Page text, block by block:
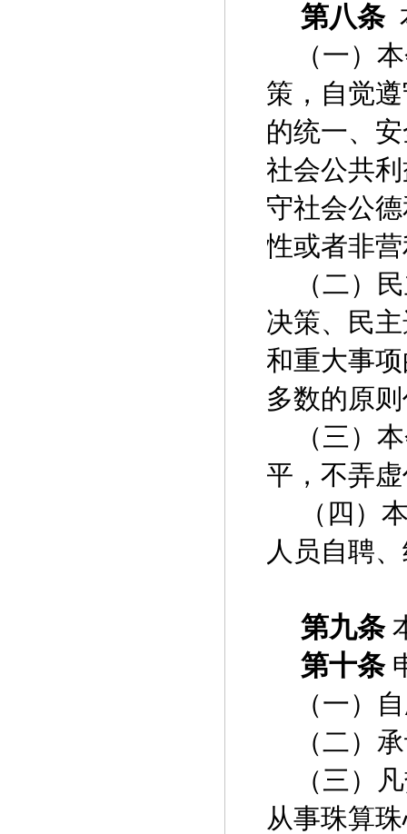
第八条
（一）
策，自觉
的统一、
社会公共
守社会公
性或者非
（二）
决策、民
和重大事
多数的原
（三）
平，不弄
（四）
人员自聘
第九条
第十条
（一）
（二）
（三）
从事珠算